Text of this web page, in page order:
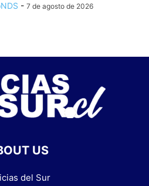
- 7 de agosto de 2026
US
del Sur